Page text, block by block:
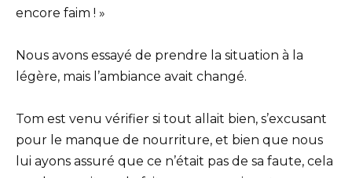
encore faim ! »
Nous avons essayé de prendre la situation à la
légère, mais l’ambiance avait changé.
Tom est venu vérifier si tout allait bien, s’excusant
pour le manque de nourriture, et bien que nous
lui ayons assuré que ce n’était pas de sa faute, cela